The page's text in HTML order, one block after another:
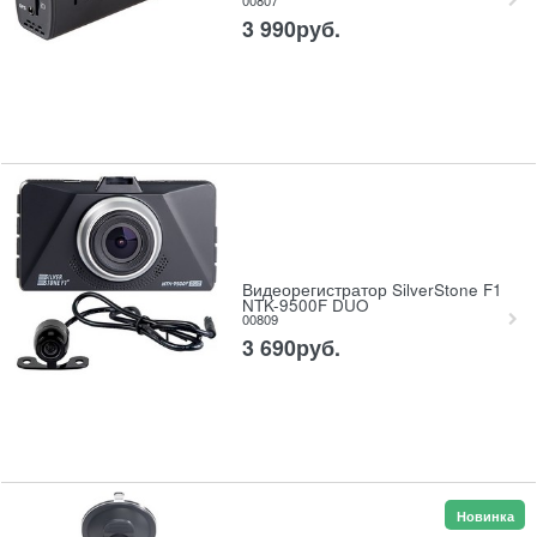
3 990руб.
Видеорегистратор SilverStone F1
NTK-9500F DUO
00809
3 690руб.
Новинка